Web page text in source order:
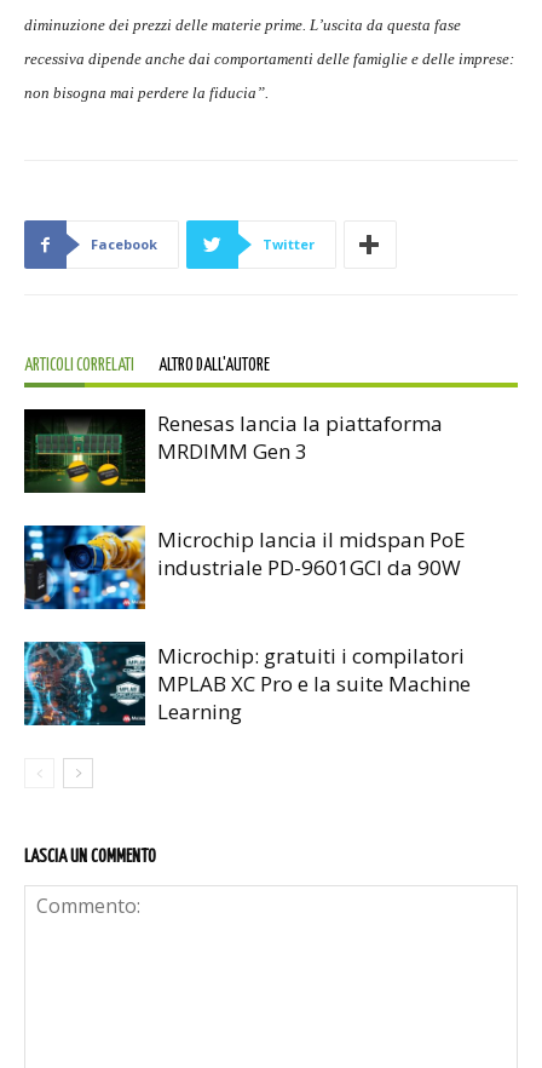
diminuzione dei prezzi delle materie prime. L’uscita da questa fase
recessiva dipende anche dai comportamenti delle famiglie e delle imprese:
non bisogna mai perdere la fiducia”.
Facebook Twitter
ARTICOLI CORRELATI ALTRO DALL'AUTORE
Renesas lancia la piattaforma
MRDIMM Gen 3
Microchip lancia il midspan PoE
industriale PD-9601GCI da 90W
Microchip: gratuiti i compilatori
MPLAB XC Pro e la suite Machine
Learning
LASCIA UN COMMENTO